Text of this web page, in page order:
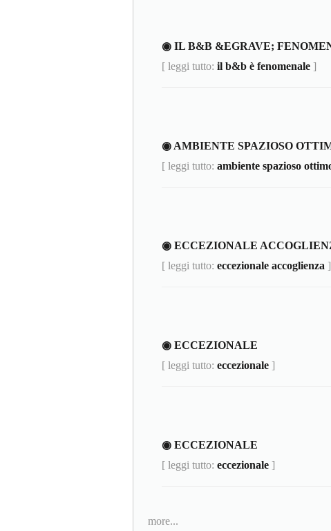
◉ IL B&B &EGRAVE;
[ leggi tutto: il b&b è fenomenale ]
◉ AMBIENTE SPAZIOSO
[ leggi tutto: ambiente spazioso
◉ ECCEZIONALE
[ leggi tutto: eccezionale accoglienza ]
◉ ECCEZIONALE
[ leggi tutto: eccezionale ]
◉ ECCEZIONALE
[ leggi tutto: eccezionale ]
more...